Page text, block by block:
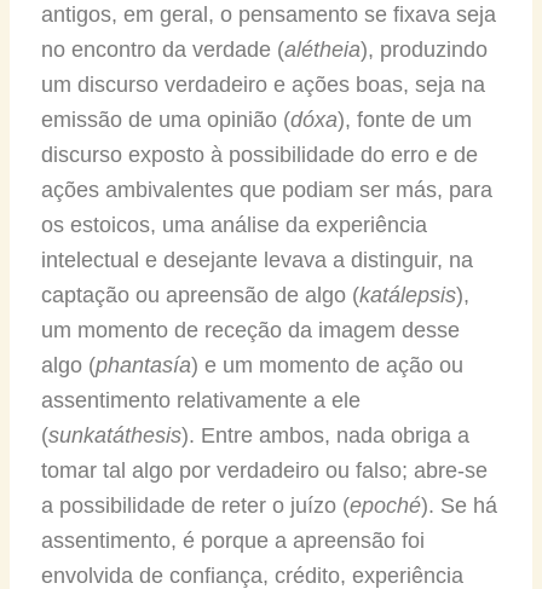
antigos, em geral, o pensamento se fixava seja
no encontro da verdade (alétheia), produzindo
um discurso verdadeiro e ações boas, seja na
emissão de uma opinião (dóxa), fonte de um
discurso exposto à possibilidade do erro e de
ações ambivalentes que podiam ser más, para
os estoicos, uma análise da experiência
intelectual e desejante levava a distinguir, na
captação ou apreensão de algo (katálepsis),
um momento de receção da imagem desse
algo (phantasía) e um momento de ação ou
assentimento relativamente a ele
(sunkatáthesis). Entre ambos, nada obriga a
tomar tal algo por verdadeiro ou falso; abre-se
a possibilidade de reter o juízo (epoché). Se há
assentimento, é porque a apreensão foi
envolvida de confiança, crédito, experiência